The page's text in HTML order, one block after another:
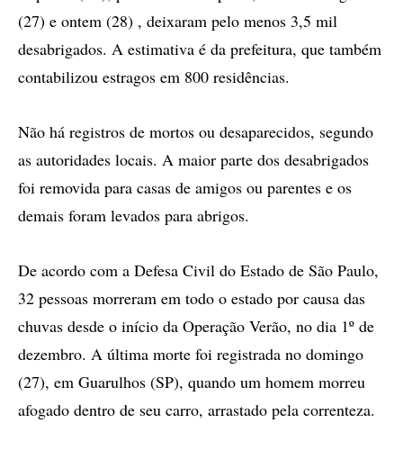
(27) e ontem (28) , deixaram pelo menos 3,5 mil
desabrigados. A estimativa é da prefeitura, que também
contabilizou estragos em 800 residências.
Não há registros de mortos ou desaparecidos, segundo
as autoridades locais. A maior parte dos desabrigados
foi removida para casas de amigos ou parentes e os
demais foram levados para abrigos.
De acordo com a Defesa Civil do Estado de São Paulo,
32 pessoas morreram em todo o estado por causa das
chuvas desde o início da Operação Verão, no dia 1º de
dezembro. A última morte foi registrada no domingo
(27), em Guarulhos (SP), quando um homem morreu
afogado dentro de seu carro, arrastado pela correnteza.